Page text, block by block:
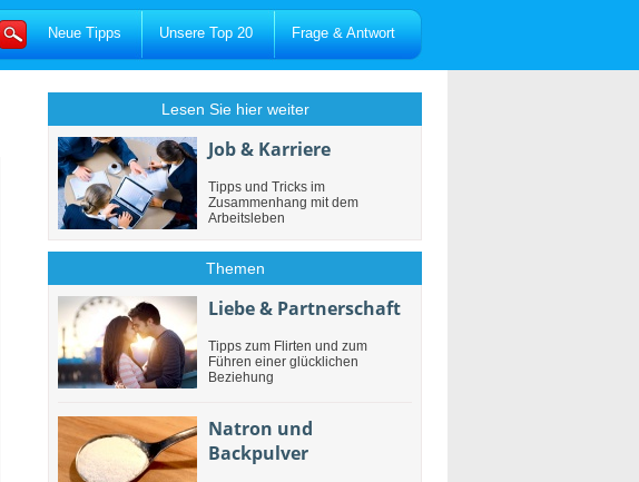
Neue Tipps Unsere Top 20 Frage & Antwort
Lesen Sie hier weiter
Job & Karriere
Tipps und Tricks im
Zusammenhang mit dem
Arbeitsleben
Themen
Liebe & Partnerschaft
Tipps zum Flirten und zum
Führen einer glücklichen
Beziehung
Natron und
Backpulver